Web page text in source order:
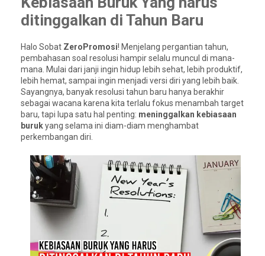
ditinggalkan di Tahun Baru
Halo Sobat ZeroPromosi! Menjelang pergantian tahun,
pembahasan soal resolusi hampir selalu muncul di mana-
mana. Mulai dari janji ingin hidup lebih sehat, lebih produktif,
lebih hemat, sampai ingin menjadi versi diri yang lebih baik.
Sayangnya, banyak resolusi tahun baru hanya berakhir
sebagai wacana karena kita terlalu fokus menambah target
baru, tapi lupa satu hal penting: meninggalkan kebiasaan
burukyang selama ini diam-diam menghambat
perkembangan diri.